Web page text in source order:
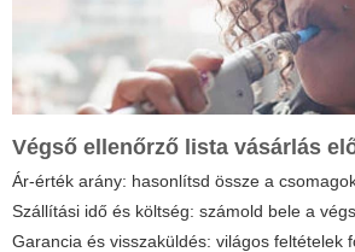
Végső ellenőrző lista vásárlás
Ár-érték arány: hasonlítsd össze a
Szállítási idő és költség: számold bele a
Garancia és visszaküldés: világos feltételek